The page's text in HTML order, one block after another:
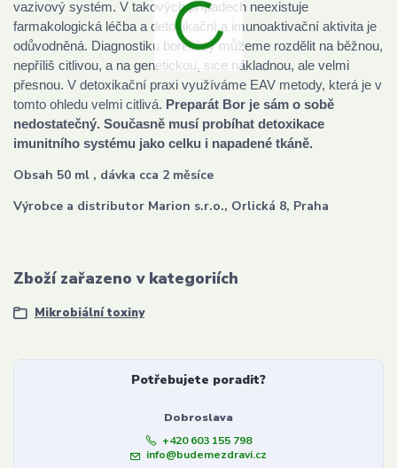
vazivový systém. V takových případech neexistuje
farmakologická léčba a detoxikační a imunoaktivační aktivita je
odůvodněná. Diagnostiku boreliózy můžeme rozdělit na běžnou,
nepříliš citlivou, a na genetickou, sice nákladnou, ale velmi
přesnou. V detoxikační praxi využíváme EAV metody, která je v
tomto ohledu velmi citlivá. Preparát Bor je sám o sobě
nedostatečný. Současně musí probíhat detoxikace
imunitního systému jako celku i napadené tkáně.
Obsah 50 ml , dávka cca 2 měsíce
Výrobce a distributor Marion s.r.o., Orlická 8, Praha
Zboží zařazeno v kategoriích
Mikrobiální toxiny
Potřebujete poradit?
Dobroslava
+420 603 155 798
info@budemezdravi.cz